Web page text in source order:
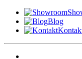
Blog